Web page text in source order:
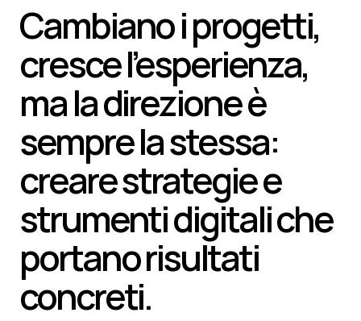
Cambiano i progetti,
cresce l’esperienza,
ma la direzione è
sempre la stessa:
creare strategie e
strumenti digitali che
portano risultati
concreti.